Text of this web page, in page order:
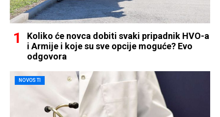
Koliko će novca dobiti svaki pripadnik HVO-a
i Armije i koje su sve opcije moguće? Evo
odgovora
NOVOSTI